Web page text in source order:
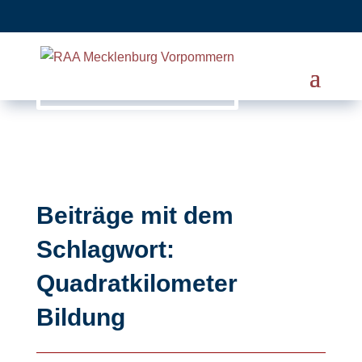
Beiträge mit dem
Schlagwort:
Quadratkilometer
Bildung